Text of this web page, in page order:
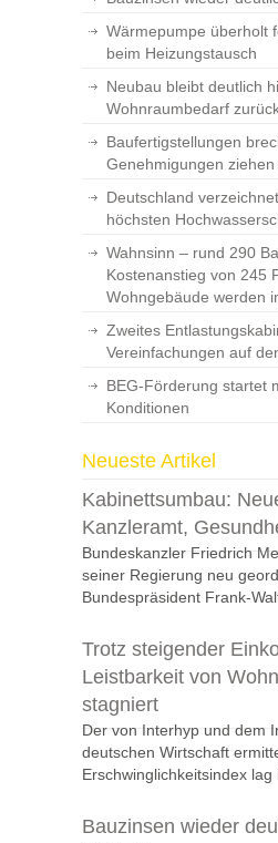
Wärmepumpe überholt
beim Heizungstausch
Neubau bleibt deutlich
Wohnraumbedarf
Baufertigstellungen
Genehmigungen ziehen
Deutschland
höchsten
Wahnsinn – rund 290
Kostenanstieg von 245
Wohngebäude werden
Zweites
Vereinfachungen auf
BEG-Förderung startet
Konditionen
Neueste Artikel
Kabinettsumbau:
Kanzleramt,
Bundeskanzler Friedrich
seiner Regierung neu
Bundespräsident Frank-
Trotz steigender
Leistbarkeit von
stagniert
Der von Interhyp und dem
deutschen Wirtschaft
Erschwinglichkeitsindex lag
Bauzinsen wieder